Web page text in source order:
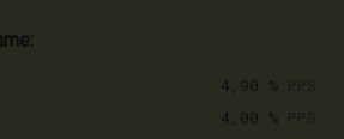
4,90 %
4,00 %